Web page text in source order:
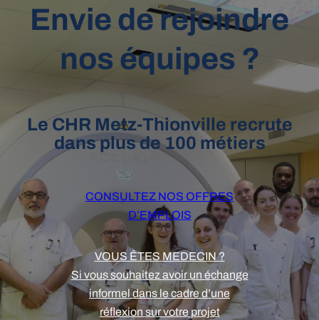
Envie de rejoindre
nos équipes ?
Le CHR Metz-Thionville recrute
dans plus de 100 métiers
CONSULTEZ NOS OFFRES
D’EMPLOIS
VOUS ÊTES MEDECIN ?
Si vous souhaitez avoir un échange
informel dans le cadre d’une
réflexion sur votre projet